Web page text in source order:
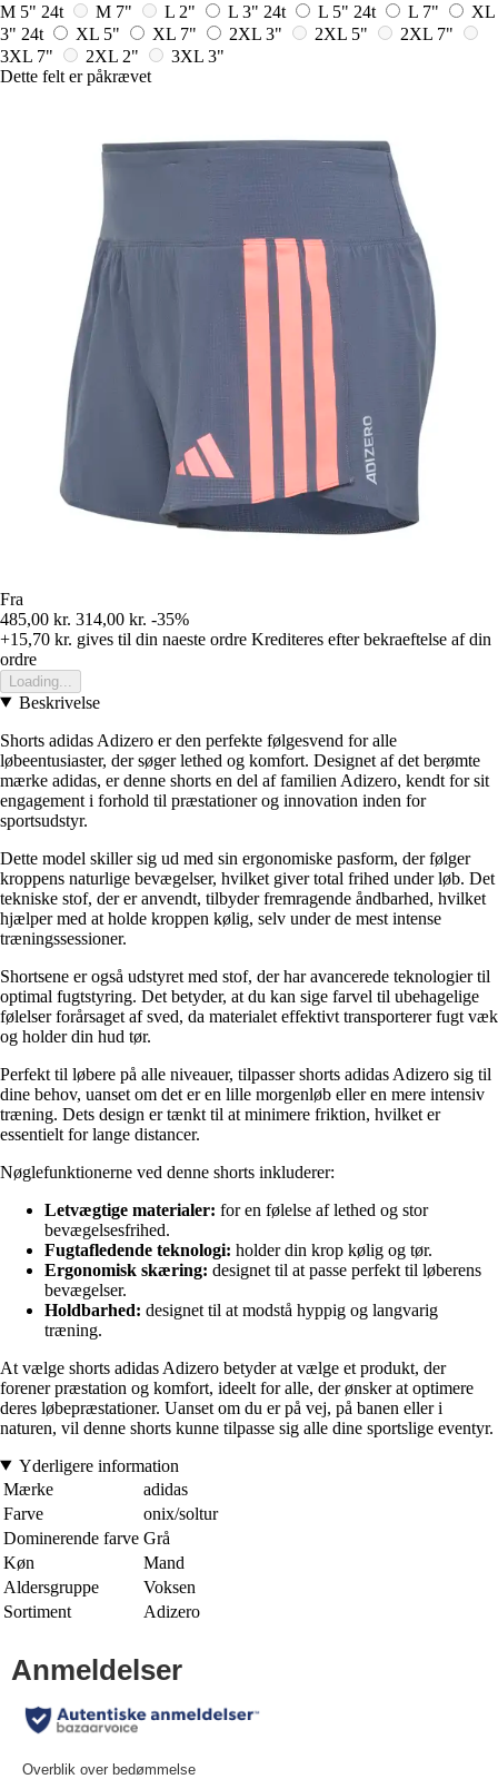
M 5" 24t M 7" L 2" L 3" 24t L 5" 24t L 7"
XL
3" 24t XL 5" XL 7" 2XL 3" 2XL 5"
2XL 7"
3XL 7"
2XL 2"
3XL 3"
Dette felt er påkrævet
Fra
485,00 kr. 314,00 kr. -35%
+15,70 kr. gives til din naeste ordre Krediteres efter bekraeftelse af din
ordre
Loading...
Beskrivelse
Shorts adidas Adizero er den perfekte følgesvend for alle
løbeentusiaster, der søger lethed og komfort. Designet af det berømte
mærke adidas, er denne shorts en del af familien Adizero, kendt for sit
engagement i forhold til præstationer og innovation inden for
sportsudstyr.
Dette model skiller sig ud med sin ergonomiske pasform, der følger
kroppens naturlige bevægelser, hvilket giver total frihed under løb. Det
tekniske stof, der er anvendt, tilbyder fremragende åndbarhed, hvilket
hjælper med at holde kroppen kølig, selv under de mest intense
træningssessioner.
Shortsene er også udstyret med stof, der har avancerede teknologier til
optimal fugtstyring. Det betyder, at du kan sige farvel til ubehagelige
følelser forårsaget af sved, da materialet effektivt transporterer fugt væk
og holder din hud tør.
Perfekt til løbere på alle niveauer, tilpasser shorts adidas Adizero sig til
dine behov, uanset om det er en lille morgenløb eller en mere intensiv
træning. Dets design er tænkt til at minimere friktion, hvilket er
essentielt for lange distancer.
Nøglefunktionerne ved denne shorts inkluderer:
Letvægtige materialer: for en følelse af lethed og stor
bevægelsesfrihed.
Fugtafledende teknologi: holder din krop kølig og tør.
Ergonomisk skæring: designet til at passe perfekt til løberens
bevægelser.
Holdbarhed: designet til at modstå hyppig og langvarig
træning.
At vælge shorts adidas Adizero betyder at vælge et produkt, der
forener præstation og komfort, ideelt for alle, der ønsker at optimere
deres løbepræstationer. Uanset om du er på vej, på banen eller i
naturen, vil denne shorts kunne tilpasse sig alle dine sportslige eventyr.
Yderligere information
Mærke
adidas
Farve
onix/soltur
Dominerende farve Grå
Køn
Mand
Aldersgruppe
Voksen
Sortiment
Adizero